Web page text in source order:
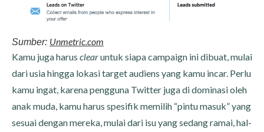
Sumber: Unmetric.com
Kamu juga harus clearuntuk siapa campaign ini dibuat, mulai
dari usia hingga lokasi target audiens yang kamu incar. Perlu
kamu ingat, karena pengguna Twitter juga di dominasi oleh
anak muda, kamu harus spesifik memilih “pintu masuk” yang
sesuai dengan mereka, mulai dari isu yang sedang ramai, hal-